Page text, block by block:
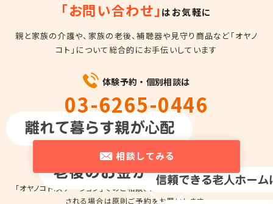
「お問い合わせ」 はお気軽に
親と家族の介護や、家族の老後、補聴器や見守り商品など「オヤノ
コト」について総合的にお手伝いしています
体験予約・個別相談は
03-6265-0446
平日10時～18時
相談してみる
「オヤノコト.ステーション」でのご相談、商品のお試しのため来店を希望
される場合は原則ご予約をお願いします。